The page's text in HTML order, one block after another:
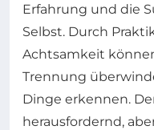
Erfahrung und die
Selbst. Durch
Achtsamkeit
Trennung
Dinge erkennen.
herausfordernd,